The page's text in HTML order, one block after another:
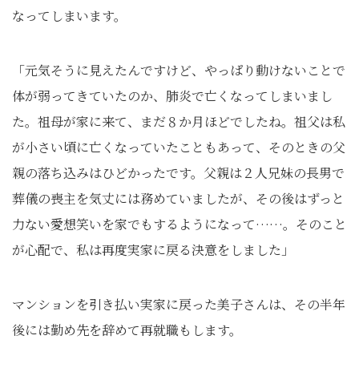
なってしまいます。
「元気そうに見えたんですけど、やっぱり動けないことで
体が弱ってきていたのか、肺炎で亡くなってしまいまし
た。祖母が家に来て、まだ８か月ほどでしたね。祖父は私
が小さい頃に亡くなっていたこともあって、そのときの父
親の落ち込みはひどかったです。父親は２人兄妹の長男で
葬儀の喪主を気丈には務めていましたが、その後はずっと
力ない愛想笑いを家でもするようになって……。そのこと
が心配で、私は再度実家に戻る決意をしました」
マンションを引き払い実家に戻った美子さんは、その半年
後には勤め先を辞めて再就職もします。